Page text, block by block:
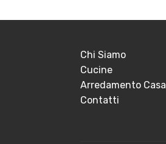
Chi Siamo
Cucine
Arredamento Casa
Contatti